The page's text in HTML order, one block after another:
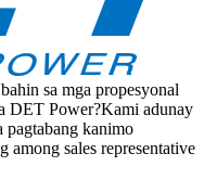
sa mga propesyonal
DET Power?Kami adunay
pagtabang kanimo
among sales representative